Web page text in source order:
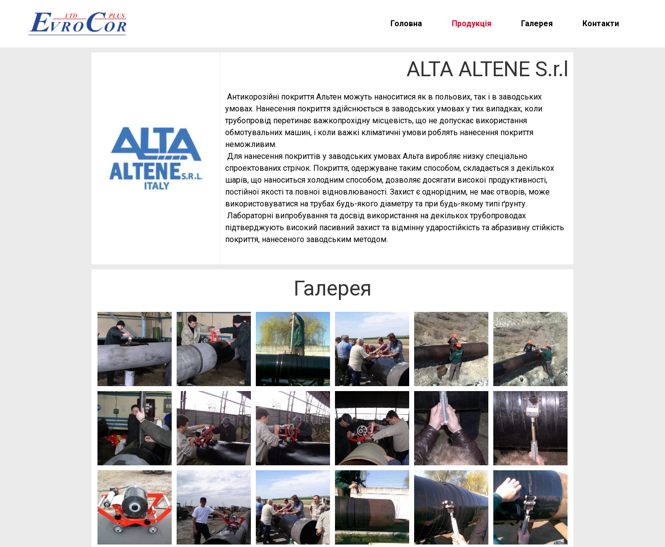
Головна Продукція Галерея Контакти
ALTA ALTENE S.r.l
Антикорозійні покриття Альтен можуть наноситися як в польових, так і в заводських
умовах. Нанесення покриття здійснюється в заводських умовах у тих випадках, коли
трубопровід перетинає важкопрохідну місцевість, що не допускає використання
обмотувальних машин, і коли важкі кліматичні умови роблять нанесення покриття
неможливим.
Для нанесення покриттів у заводських умовах Альта виробляє низку спеціально
спроектованих стрічок. Покриття, одержуване таким способом, складається з декількох
шарів, що наноситься холодним способом, дозволяє досягати високої продуктивності,
постійної якості та повної відновлюваності. Захист є однорідним, не має отворів, може
використовуватися на трубах будь-якого діаметру та при будь-якому типі ґрунту.
Лабораторні випробування та досвід використання на декількох трубопроводах
підтверджують високий пасивний захист та відмінну ударостійкість та абразивну стійкість
покриття, нанесеного заводським методом.
Галерея